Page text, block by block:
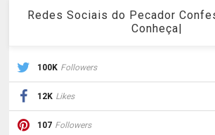
Redes Sociais do Pecador
Conheça|
100K Followers
12K Likes
107 Followers